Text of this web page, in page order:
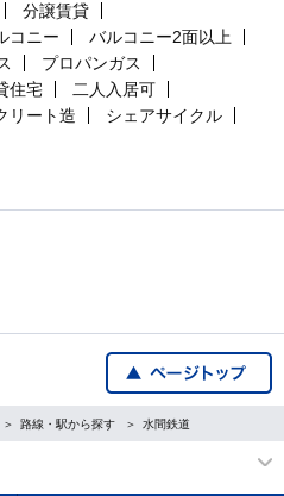
分譲賃貸
コニー
バルコニー2面以上
プロパンガス
住宅
二人入居可
リート造
シェアサイクル
路線・駅から探す 水間鉄道